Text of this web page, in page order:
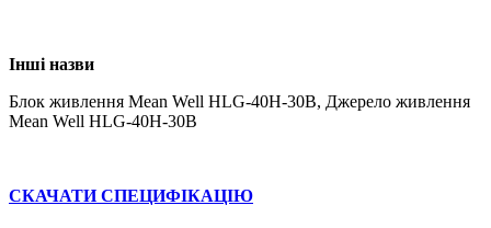
Інші назви
Блок живлення Mean Well HLG-40H-30B, Джерело живлення
Mean Well HLG-40H-30B
СКАЧАТИ СПЕЦИФІКАЦІЮ